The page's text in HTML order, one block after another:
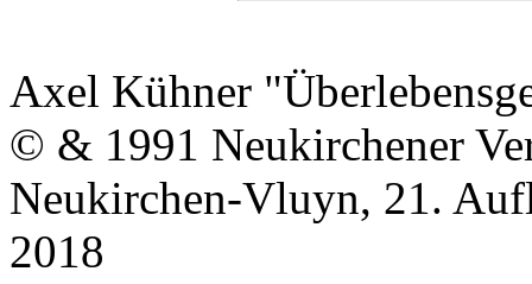
Axel Kühner
© & 1991 Neukirchener
Neukirchen-Vluyn, 21.
2018